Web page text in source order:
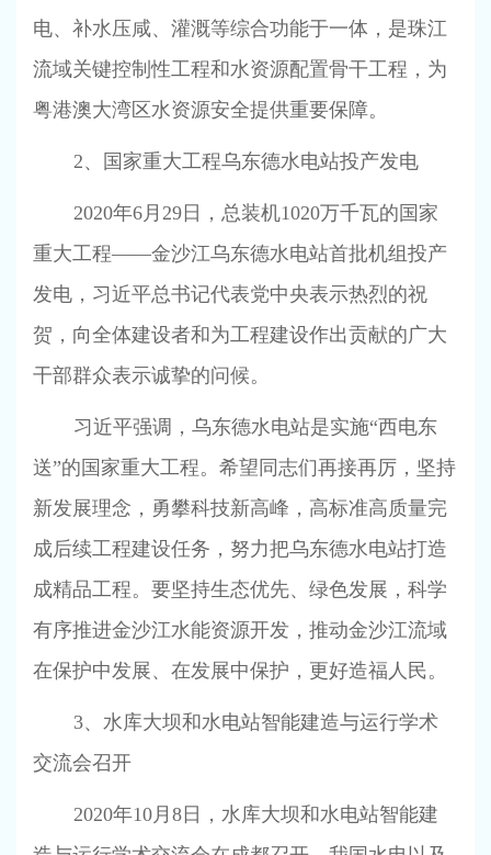
电、补水压咸、灌溉等综合功能于一体，是珠江
流域关键控制性工程和水资源配置骨干工程，为
粤港澳大湾区水资源安全提供重要保障。
2、国家重大工程乌东德水电站投产发电
2020年6月29 日，总装机1020万千瓦的国家
重大工程——金沙江乌东德水电站首批机组投产
发电，习近平总书记代表党中央表示热烈的祝
贺，向全体建设者和为工程建设作出贡献的广大
干部群众表示诚挚的问候。
习近平强调，乌东德水电站是实施“西电东
送”的国家重大工程。希望同志们再接再厉，坚持
新发展理念，勇攀科技新高峰，高标准高质量完
成后续工程建设任务，努力把乌东德水电站打造
成精品工程。要坚持生态优先、绿色发展，科学
有序推进金沙江水能资源开发，推动金沙江流域
在保护中发展、在发展中保护，更好造福人民。
3、水库大坝和水电站智能建造与运行学术
交流会召开
2020年10月8 日，水库大坝和水电站智能建